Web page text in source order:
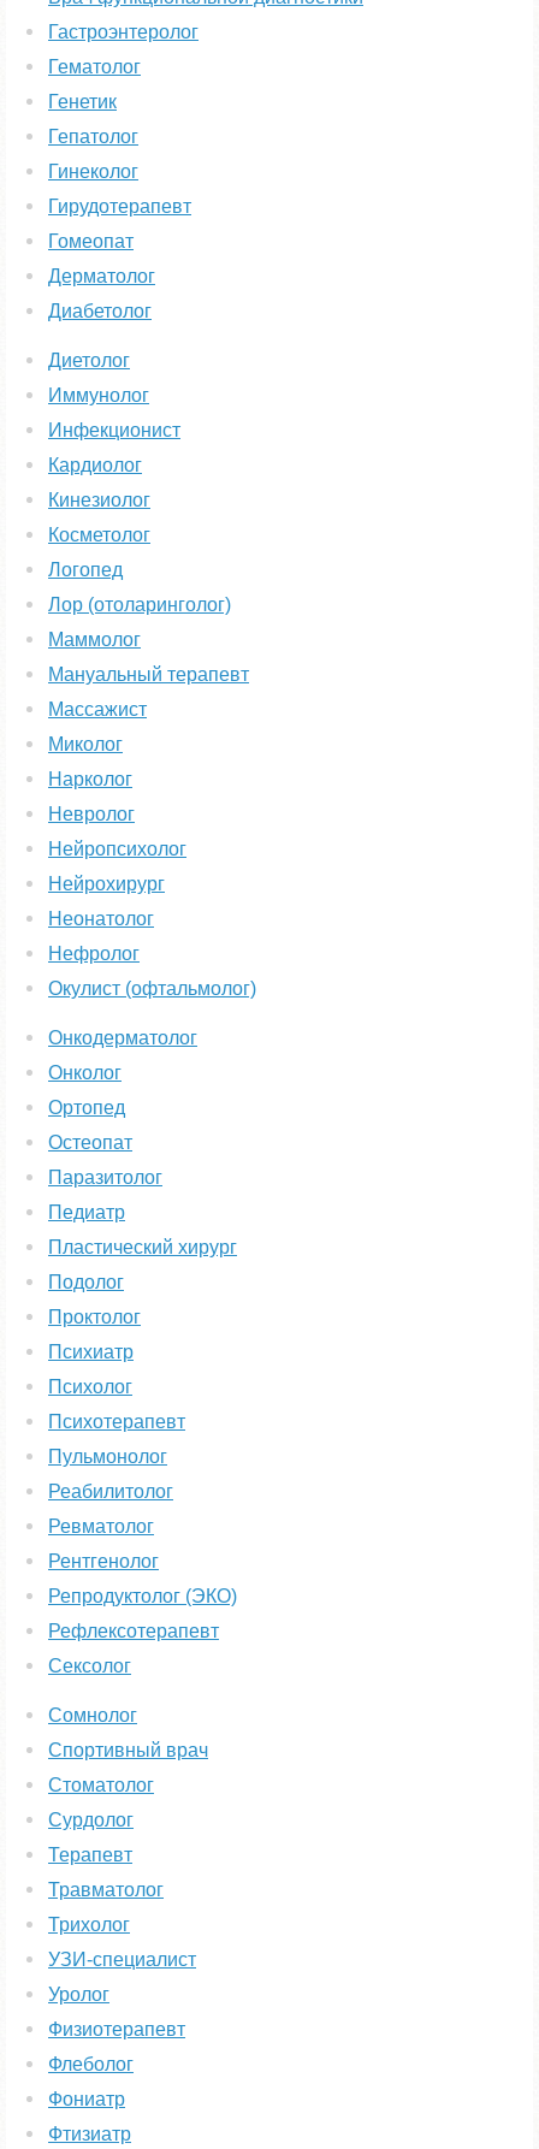
Гастроэнтеролог
Гематолог
Генетик
Гепатолог
Гинеколог
Гирудотерапевт
Гомеопат
Дерматолог
Диабетолог
Диетолог
Иммунолог
Инфекционист
Кардиолог
Кинезиолог
Косметолог
Логопед
Лор (отоларинголог)
Маммолог
Мануальный терапевт
Массажист
Миколог
Нарколог
Невролог
Нейропсихолог
Нейрохирург
Неонатолог
Нефролог
Окулист (офтальмолог)
Онкодерматолог
Онколог
Ортопед
Остеопат
Паразитолог
Педиатр
Пластический хирург
Подолог
Проктолог
Психиатр
Психолог
Психотерапевт
Пульмонолог
Реабилитолог
Ревматолог
Рентгенолог
Репродуктолог (ЭКО)
Рефлексотерапевт
Сексолог
Сомнолог
Спортивный врач
Стоматолог
Сурдолог
Терапевт
Травматолог
Трихолог
УЗИ-специалист
Уролог
Физиотерапевт
Флеболог
Фониатр
Фтизиатр